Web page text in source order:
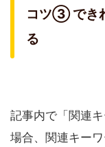
コツ③ でき
る
記事内で「関連
場合、関連キー